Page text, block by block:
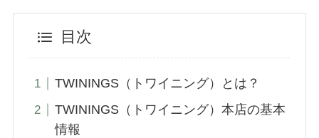
目次
TWININGS（トワイニング）とは？
TWININGS（トワイニング）本店の基本
情報